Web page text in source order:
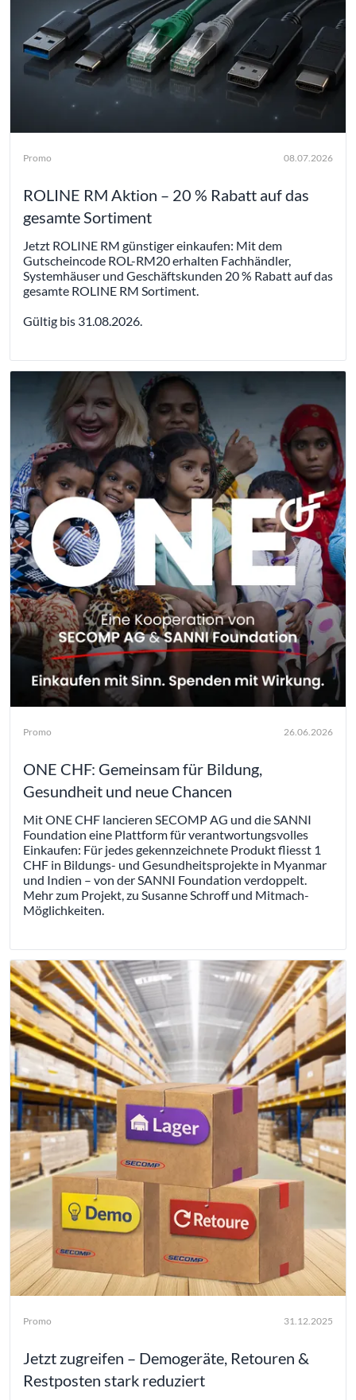
Promo 08.07.2026
ROLINE RM Aktion – 20 % Rabatt auf das
gesamte Sortiment
Jetzt ROLINE RM günstiger einkaufen: Mit dem
Gutscheincode ROL-RM20 erhalten Fachhändler,
Systemhäuser und Geschäftskunden 20 % Rabatt auf das
gesamte ROLINE RM Sortiment.
Gültig bis 31.08.2026.
Promo 26.06.2026
ONE CHF: Gemeinsam für Bildung,
Gesundheit und neue Chancen
Mit ONE CHF lancieren SECOMP AG und die SANNI
Foundation eine Plattform für verantwortungsvolles
Einkaufen: Für jedes gekennzeichnete Produkt fliesst 1
CHF in Bildungs- und Gesundheitsprojekte in Myanmar
und Indien – von der SANNI Foundation verdoppelt.
Mehr zum Projekt, zu Susanne Schroff und Mitmach-
Möglichkeiten.
Promo 31.12.2025
Jetzt zugreifen – Demogeräte, Retouren &
Restposten stark reduziert